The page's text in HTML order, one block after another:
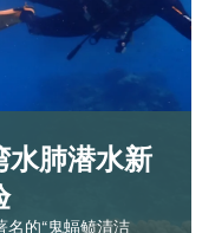
水肺潜水新
名的“鬼蝠鲼清洁